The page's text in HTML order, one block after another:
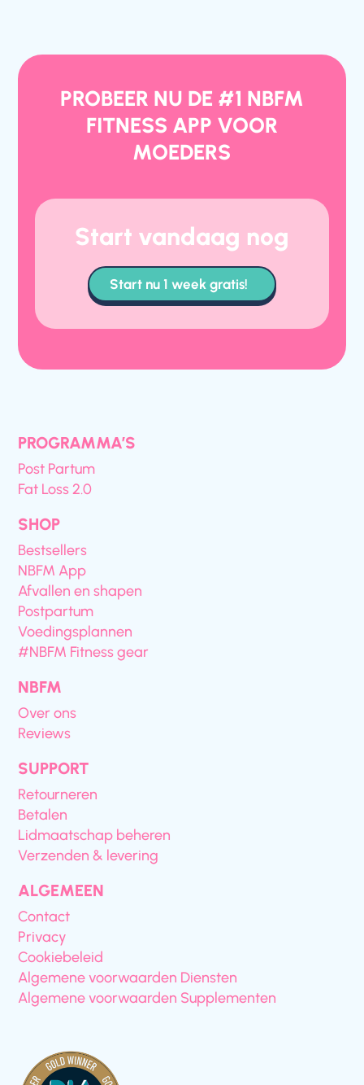
PROBEER NU DE #1 NBFM
FITNESS APP VOOR
MOEDERS
Start vandaag nog
Start nu 1 week gratis!
PROGRAMMA’S
Post Partum
Fat Loss 2.0
SHOP
Bestsellers
NBFM App
Afvallen en shapen
Postpartum
Voedingsplannen
#NBFM Fitness gear
NBFM
Over ons
Reviews
SUPPORT
Retourneren
Betalen
Lidmaatschap beheren
Verzenden & levering
ALGEMEEN
Contact
Privacy
Cookiebeleid
Algemene voorwaarden Diensten
Algemene voorwaarden Supplementen